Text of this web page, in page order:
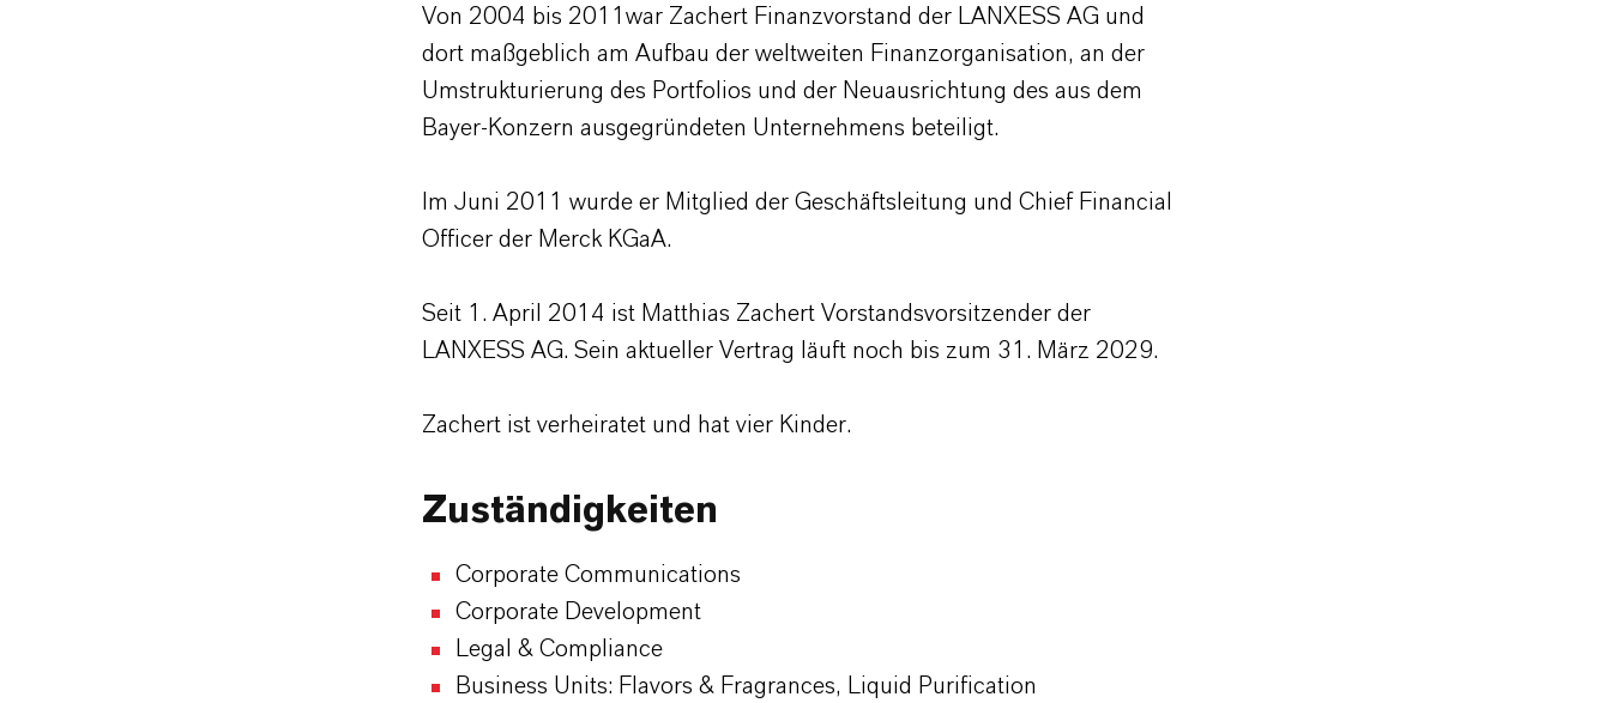
Von 2004 bis 2011war Zachert Finanzvorstand der LANXESS AG und
dort maßgeblich am Aufbau der weltweiten Finanzorganisation, an der
Umstrukturierung des Portfolios und der Neuausrichtung des aus dem
Bayer-Konzern ausgegründeten Unternehmens beteiligt.
Im Juni 2011 wurde er Mitglied der Geschäftsleitung und Chief Financial
Officer der Merck KGaA.
Seit 1. April 2014 ist Matthias Zachert Vorstandsvorsitzender der
LANXESS AG. Sein aktueller Vertrag läuft noch bis zum 31. März 2029.
Zachert ist verheiratet und hat vier Kinder.
Zuständigkeiten
Corporate Communications
Corporate Development
Legal & Compliance
Business Units: Flavors & Fragrances, Liquid Purification